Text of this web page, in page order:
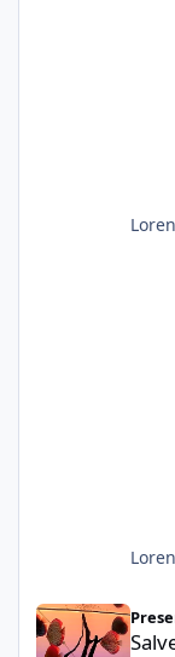
Salve a tutti, mi